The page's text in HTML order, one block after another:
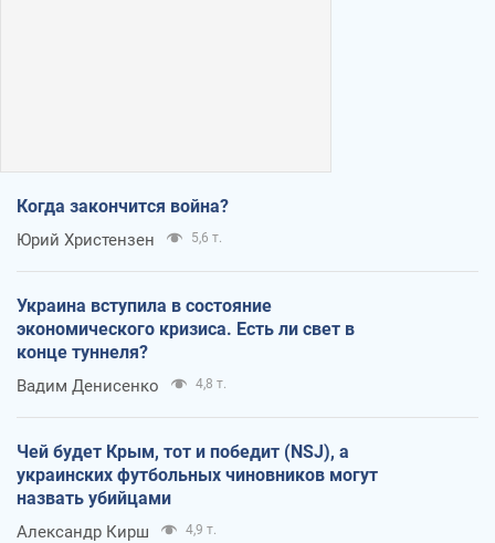
Когда закончится война?
Юрий Христензен 5,6 т.
Украина вступила в состояние
экономического кризиса. Есть ли свет в
конце туннеля?
Вадим Денисенко 4,8 т.
Чей будет Крым, тот и победит (NSJ), а
украинских футбольных чиновников могут
назвать убийцами
Александр Кирш 4,9 т.